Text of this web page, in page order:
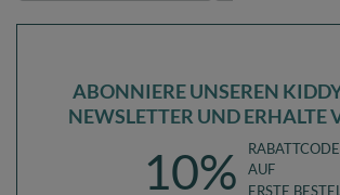
ABONNIERE UNSEREN
NEWSLETTER UND ERHALTE
10%
RABATTCODE
AUF
ERSTE